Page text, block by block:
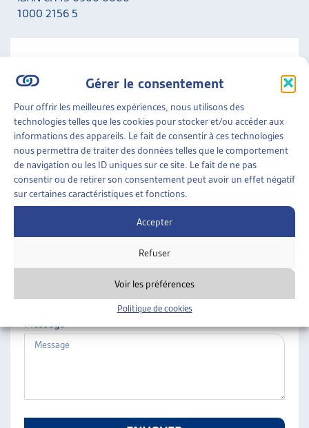
Gérer le consentement
Pour offrir les meilleures expériences, nous utilisons des
technologies telles que les cookies pour stocker et/ou accéder aux
informations des appareils. Le fait de consentir à ces technologies
nous permettra de traiter des données telles que le comportement
de navigation ou les ID uniques sur ce site. Le fait de ne pas
consentir ou de retirer son consentement peut avoir un effet négatif
sur certaines caractéristiques et fonctions.
Accepter
Refuser
Voir les préférences
Politique de cookies
DOSSIERS DU MOIS
THÉMATIQUES
GUIDE SOCIAL ROMAND
AUTRES
ARTIAS
L’ASSOCIATION
PROJETS ET ACTIVITÉS
JOURNÉES D’AUTOMNE
1000 2156 5
A noter que nous ne répondons pas aux messages liés
aux situations personnelles. Adressez-vous en priorité
aux services concernés de votre canton.
Nom